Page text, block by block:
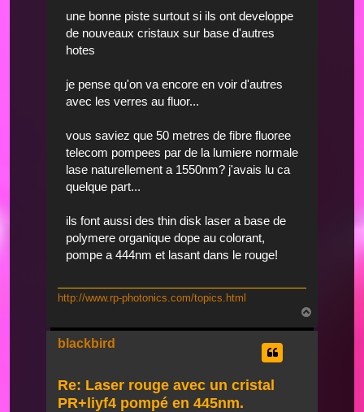
une bonne piste surtout si ils ont developpe
de nouveaux cristaux sur base d'autres
hotes
je pense qu'on va encore en voir d'autres
avec les verres au fluor...
vous saviez que 50 metres de fibre fluoree
telecom pompees par de la lumiere normale
lase naturellement a 1550nm? j'avais lu ca
quelque part...
ils font aussi des thin disk laser a base de
polymere organique dope au colorant,
pompe a 444nm et lasant dans le rouge!
http://www.rp-photonics.com/topics.html
blackbird
Re: Laser rouge avec un cristal
PR+liyf4 pompé en 445nm.